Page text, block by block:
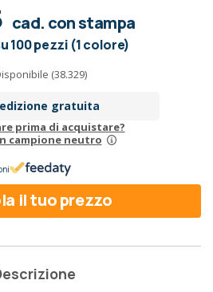
cad. con stampa
100 pezzi (1 colore)
(38.329)
gratuita
prima di acquistare?
campione neutro
il tuo prezzo